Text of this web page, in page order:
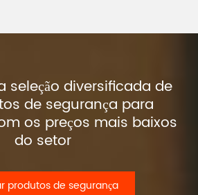
seleção diversificada de
de segurança para
os preços mais baixos
do setor
produtos de segurança